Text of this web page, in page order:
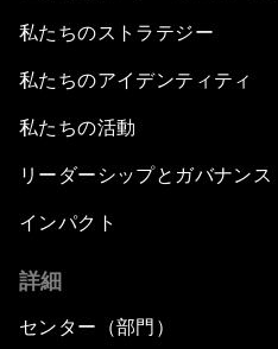
私たちのストラテジー
私たちのアイデンティティ
私たちの活動
リーダーシップとガバナンス
インパクト
詳細
センター（部門）